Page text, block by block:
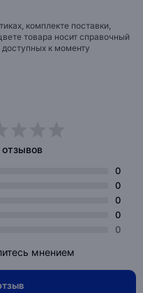
комплекте поставки,
товара носит справочный
к моменту
отзывов
0
0
0
0
0
мнением